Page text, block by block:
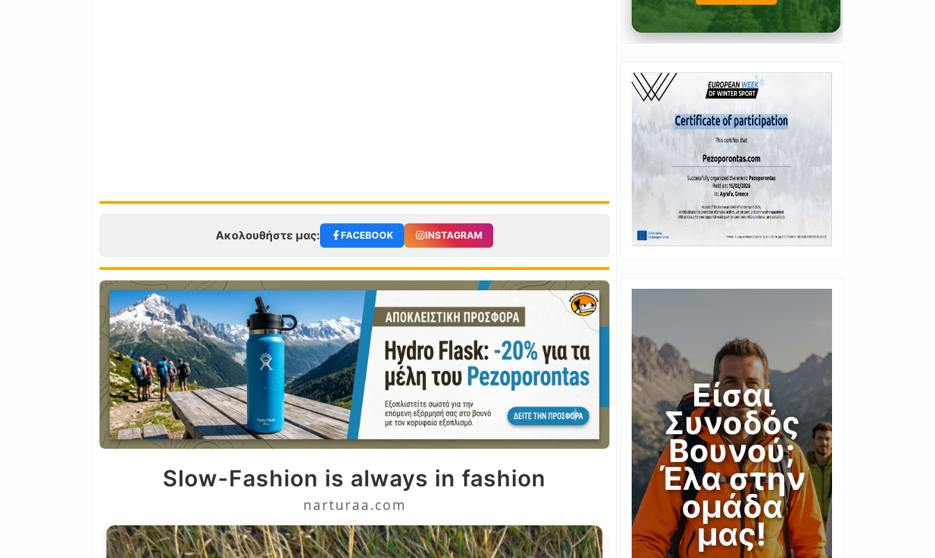
Ακολουθήστε μας: FACEBOOK INSTAGRAM
Slow-Fashion is always in fashion
narturaa.com
Είσαι
Συνοδός
Βουνού;
Έλα στην
ομάδα
μας!